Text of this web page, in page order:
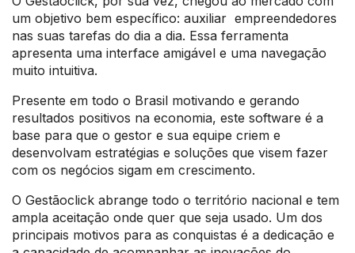
um objetivo bem específico: auxiliar empreendedores
nas suas tarefas do dia a dia. Essa ferramenta
apresenta uma interface amigável e uma navegação
muito intuitiva.
Presente em todo o Brasil motivando e gerando
resultados positivos na economia, este software é a
base para que o gestor e sua equipe criem e
desenvolvam estratégias e soluções que visem fazer
com os negócios sigam em crescimento.
O Gestãoclick abrange todo o território nacional e tem
ampla aceitação onde quer que seja usado. Um dos
principais motivos para as conquistas é a dedicação e